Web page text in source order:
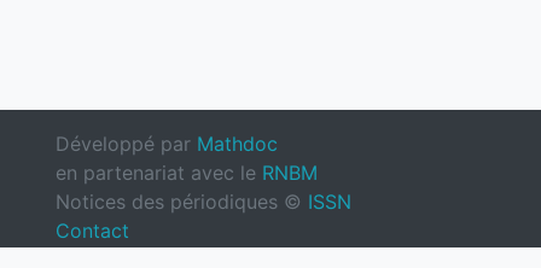
Développé par Mathdoc
en partenariat avec le RNBM
Notices des périodiques © ISSN
Contact